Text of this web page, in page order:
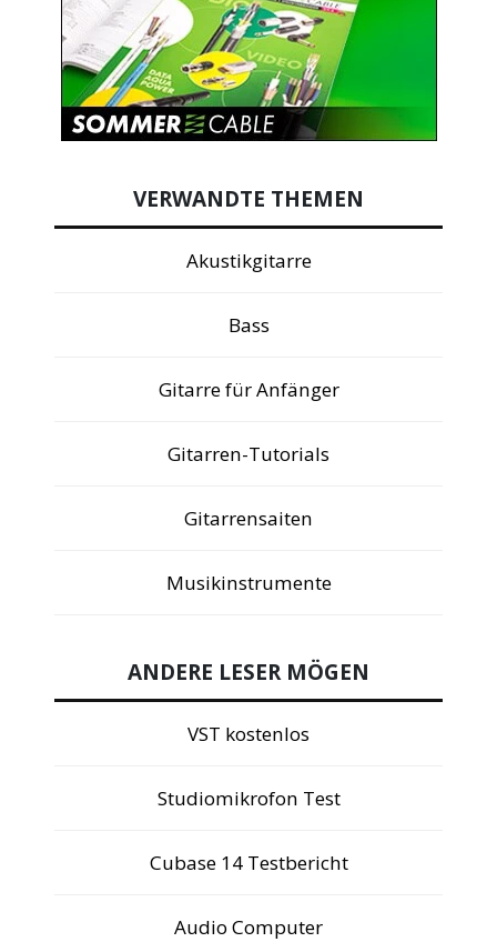
VERWANDTE THEMEN
Akustikgitarre
Bass
Gitarre für Anfänger
Gitarren-Tutorials
Gitarrensaiten
Musikinstrumente
ANDERE LESER MÖGEN
VST kostenlos
Studiomikrofon Test
Cubase 14 Testbericht
Audio Computer